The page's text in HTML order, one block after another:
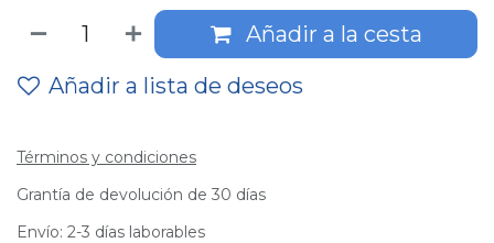
Añadir a la cesta
Añadir a lista de deseos
Términos y condiciones
Grantía de devolución de 30 días
Envío: 2-3 días laborables